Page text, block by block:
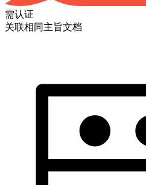
需认证
关联相同主旨文档